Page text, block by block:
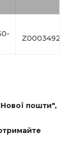
Z00034924
пошти",